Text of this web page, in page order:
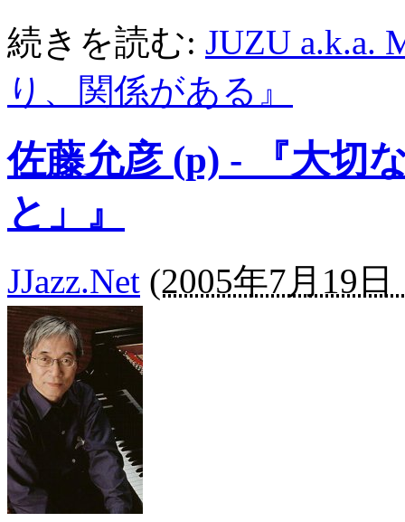
続きを読む: JUZU a.k.a.
り、関係がある』
佐藤允彦 (p) - 『大切
と」』
JJazz.Net (2005年7月19日